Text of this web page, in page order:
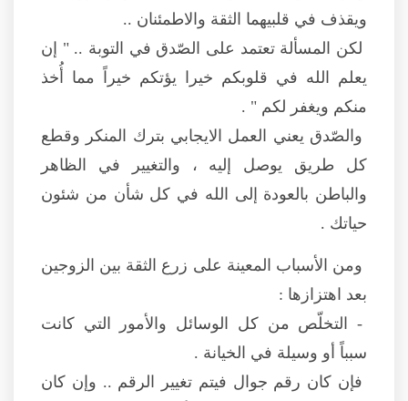
ويقذف في قلبيهما الثقة والاطمئنان ..
لكن المسألة تعتمد على الصّدق في التوبة .. " إن
يعلم الله في قلوبكم خيرا يؤتكم خيراً مما أُخذ
منكم ويغفر لكم " .
والصّدق يعني العمل الايجابي بترك المنكر وقطع
كل طريق يوصل إليه ، والتغيير في الظاهر
والباطن بالعودة إلى الله في كل شأن من شئون
حياتك .
ومن الأسباب المعينة على زرع الثقة بين الزوجين
بعد اهتزازها :
- التخلّص من كل الوسائل والأمور التي كانت
سبباً أو وسيلة في الخيانة .
فإن كان رقم جوال فيتم تغيير الرقم .. وإن كان